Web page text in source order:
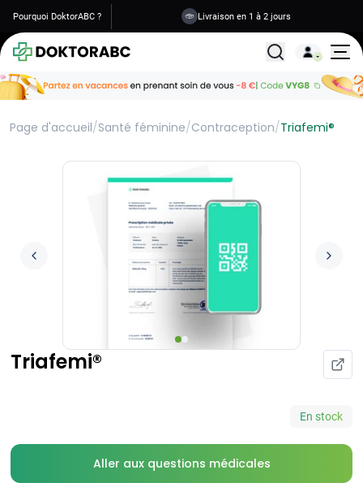
Pourquoi DoktorABC ? Livraison en 1 à 2 jours
Tous les
Page d'accueil/Santé féminine/Contraception/Triafemi®
Triafemi®
En stock
Aller aux questions médicales